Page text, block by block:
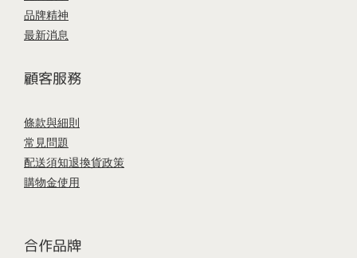
品牌精神
最新消息
顧客服務
條款與細則
常見問題
配送須知退換貨政策
購物金使用
合作品牌